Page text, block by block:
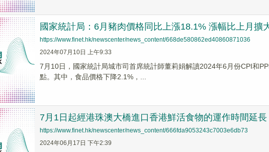
國家統計局：6月豬肉價格同比上漲18.1% 漲幅比上月擴
https://www.finet.hk/newscenter/news_content/668de580862ed40860871036
2024年07月10日 上午9:33
7月10日，國家統計局城市司首席統計師董莉娟解讀2024年6月份CPI和
點。其中，食品價格下降2.1%，...
7月1日起經港珠澳大橋進口香港鮮活食物的運作時間延長
https://www.finet.hk/newscenter/news_content/666fda9053243c7003e6db73
2024年06月17日 下午2:39